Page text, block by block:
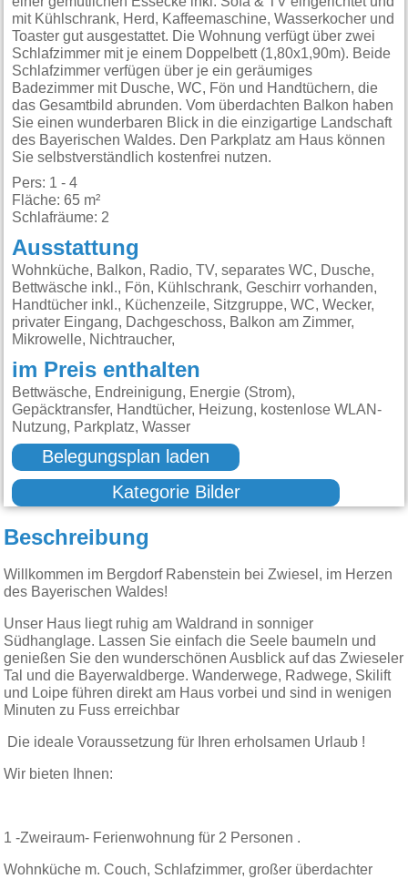
mit Kühlschrank, Herd, Kaffeemaschine, Wasserkocher und
Toaster gut ausgestattet. Die Wohnung verfügt über zwei
Schlafzimmer mit je einem Doppelbett (1,80x1,90m). Beide
Schlafzimmer verfügen über je ein geräumiges
Badezimmer mit Dusche, WC, Fön und Handtüchern, die
das Gesamtbild abrunden. Vom überdachten Balkon haben
Sie einen wunderbaren Blick in die einzigartige Landschaft
des Bayerischen Waldes. Den Parkplatz am Haus können
Sie selbstverständlich kostenfrei nutzen.
Pers: 1 - 4
Fläche: 65 m²
Schlafräume: 2
Ausstattung
Wohnküche, Balkon, Radio, TV, separates WC, Dusche,
Bettwäsche inkl., Fön, Kühlschrank, Geschirr vorhanden,
Handtücher inkl., Küchenzeile, Sitzgruppe, WC, Wecker,
privater Eingang, Dachgeschoss, Balkon am Zimmer,
Mikrowelle, Nichtraucher,
im Preis enthalten
Bettwäsche, Endreinigung, Energie (Strom),
Gepäcktransfer, Handtücher, Heizung, kostenlose WLAN-
Nutzung, Parkplatz, Wasser
Belegungsplan laden
Kategorie Bilder
Beschreibung
Willkommen im Bergdorf Rabenstein bei Zwiesel, im Herzen
des Bayerischen Waldes!
Unser Haus liegt ruhig am Waldrand in sonniger
Südhanglage. Lassen Sie einfach die Seele baumeln und
genießen Sie den wunderschönen Ausblick auf das Zwieseler
Tal und die Bayerwaldberge. Wanderwege, Radwege, Skilift
und Loipe führen direkt am Haus vorbei und sind in wenigen
Minuten zu Fuss erreichbar
Die ideale Voraussetzung für Ihren erholsamen Urlaub !
Wir bieten Ihnen:
1 -Zweiraum- Ferienwohnung für 2 Personen .
Wohnküche m. Couch, Schlafzimmer, großer überdachter